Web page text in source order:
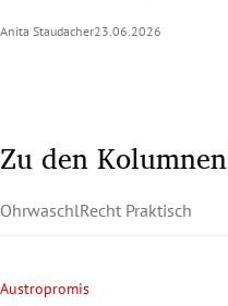
Anita Staudacher23.06.2026
Zu den Kolumnen
OhrwaschlRecht Praktisch
Austropromis